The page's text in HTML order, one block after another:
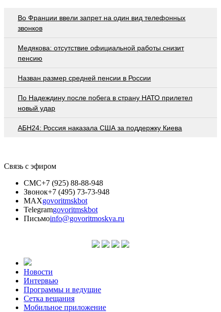
Во Франции ввели запрет на один вид телефонных
звонков
Медякова: отсутствие официальной работы снизит
пенсию
Назван размер средней пенсии в России
По Надеждину после побега в страну НАТО прилетел
новый удар
АБН24: Россия наказала США за поддержку Киева
Связь с эфиром
СМС+7 (925) 88-88-948
Звонок+7 (495) 73-73-948
MAXgovoritmskbot
Telegramgovoritmskbot
Письмоinfo@govoritmoskva.ru
Новости
Интервью
Программы и ведущие
Сетка вещания
Мобильное приложение